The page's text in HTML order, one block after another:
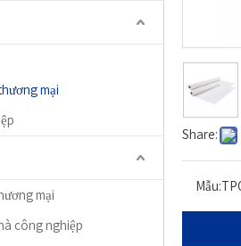
mại
mại
công nghiệp
Share:
Mẫu: